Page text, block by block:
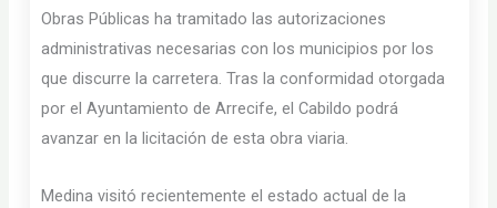
Obras Públicas ha tramitado las autorizaciones
administrativas necesarias con los municipios por los
que discurre la carretera. Tras la conformidad otorgada
por el Ayuntamiento de Arrecife, el Cabildo podrá
avanzar en la licitación de esta obra viaria.
Medina visitó recientemente el estado actual de la